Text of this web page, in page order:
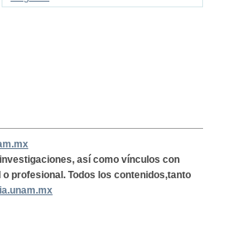
así como vínculos con
profesional. Todos los contenidos,tanto